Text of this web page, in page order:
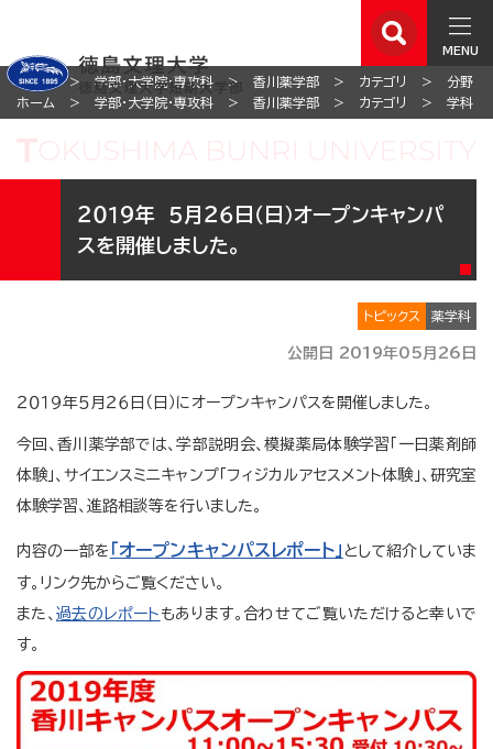
MENU
ホーム 学部・大学院・専攻科 香川薬学部 カテゴリ
分野
ホーム
学部・大学院・専攻科 香川薬学部 カテゴリ 学科
２０１９年 ５月２６日（日）オープンキャンパ
スを開催しました。
トピックス 薬学科
公開日 2019年05月26日
２０１９年５月２６日（日）にオープンキャンパスを開催しました。
今回、香川薬学部では、学部説明会、模擬薬局体験学習「一日薬剤師
体験」、サイエンスミニキャンプ「フィジカルアセスメント体験」、研究室
体験学習、進路相談等を行いました。
内容の一部を 「オープンキャンパスレポート」 として紹介していま
す。リンク先からご覧ください。
また、過去のレポート もあります。合わせてご覧いただけると幸いで
す。